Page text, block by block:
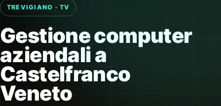
TREVIGIANO · TV
Gestione computer
aziendali a
Castelfranco
Veneto